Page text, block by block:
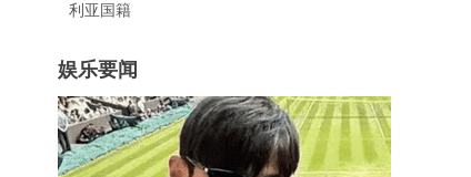
利亚国籍
娱乐要闻